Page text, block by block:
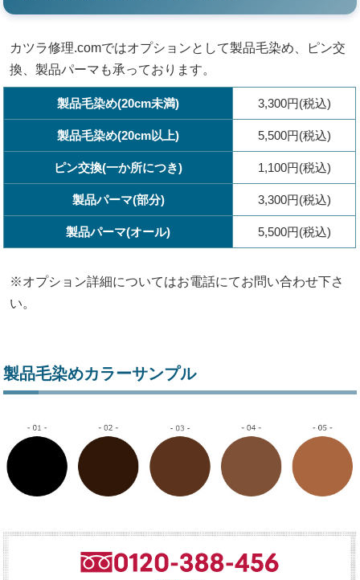
カツラ修理.comではオプションとして製品毛染め、ピン交
換、製品パーマも承っております。
製品毛染め(20cm未満) 3,300円(税込)
製品毛染め(20cm以上) 5,500円(税込)
ピン交換(一か所につき) 1,100円(税込)
製品パーマ(部分) 3,300円(税込)
製品パーマ(オール) 5,500円(税込)
※オプション詳細についてはお電話にてお問い合わせ下さ
い。
製品毛染めカラーサンプル